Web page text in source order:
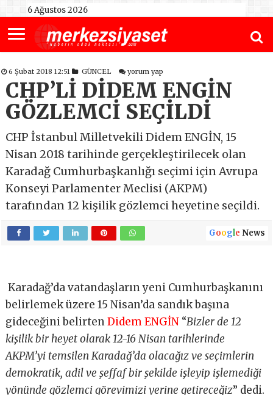
6 Ağustos 2026
6 Şubat 2018 12:51 GÜNCEL yorum yap
CHP’Lİ DİDEM ENGİN
GÖZLEMCİ SEÇİLDİ
CHP İstanbul Milletvekili Didem ENGİN, 15
Nisan 2018 tarihinde gerçekleştirilecek olan
Karadağ Cumhurbaşkanlığı seçimi için Avrupa
Konseyi Parlamenter Meclisi (AKPM)
tarafından 12 kişilik gözlemci heyetine seçildi.
Google News
Karadağ’da vatandaşların yeni Cumhurbaşkanını
belirlemek üzere 15 Nisan’da sandık başına
gideceğini belirtenDidem ENGİN “Bizler de 12
kişilik bir heyet olarak 12-16 Nisan tarihlerinde
AKPM’yi temsilen Karadağ’da olacağız ve seçimlerin
demokratik, adil ve şeffaf bir şekilde işleyip işlemediği
yönünde gözlemci görevimizi yerine getireceğiz” dedi.